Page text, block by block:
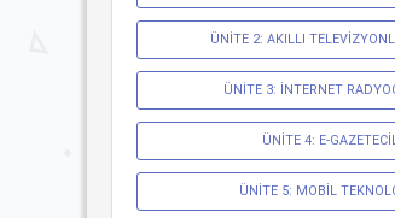
ÜNİTE 2: AKILLI
ÜNİTE 3: İNTERNET
ÜNİTE 4: E-
ÜNİTE 5: MOBİL